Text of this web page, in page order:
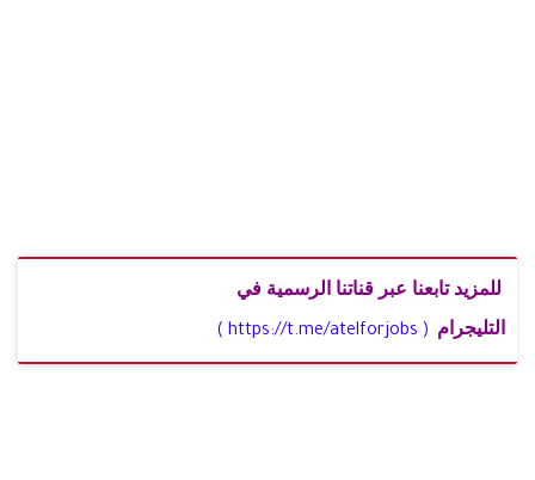
للمزيد تابعنا عبر قناتنا الرسمية في
التليجرام ( https://t.me/atelforjobs )